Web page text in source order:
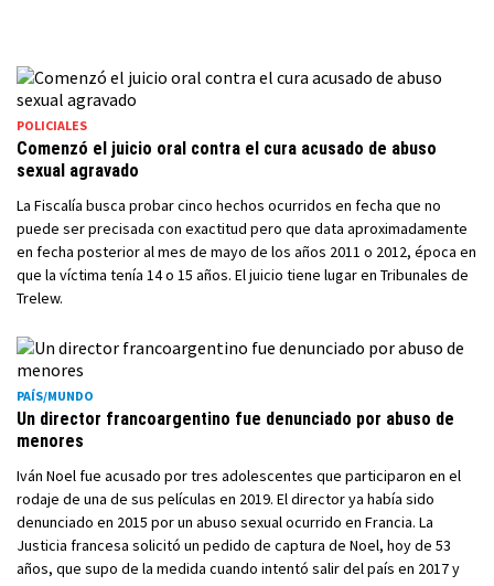
POLICIALES
Comenzó el juicio oral contra el cura acusado de abuso
sexual agravado
La Fiscalía busca probar cinco hechos ocurridos en fecha que no
puede ser precisada con exactitud pero que data aproximadamente
en fecha posterior al mes de mayo de los años 2011 o 2012, época en
que la víctima tenía 14 o 15 años. El juicio tiene lugar en Tribunales de
Trelew.
PAÍS/MUNDO
Un director francoargentino fue denunciado por abuso de
menores
Iván Noel fue acusado por tres adolescentes que participaron en el
rodaje de una de sus películas en 2019. El director ya había sido
denunciado en 2015 por un abuso sexual ocurrido en Francia. La
Justicia francesa solicitó un pedido de captura de Noel, hoy de 53
años, que supo de la medida cuando intentó salir del país en 2017 y